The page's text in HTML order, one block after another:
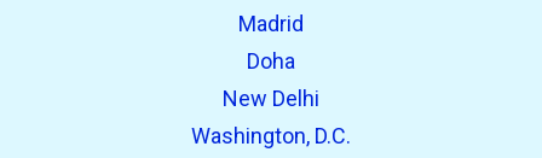
Madrid
Doha
New Delhi
Washington, D.C.